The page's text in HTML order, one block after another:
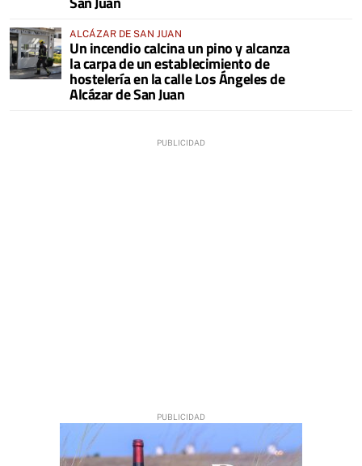
ALCÁZAR DE SAN JUAN
Un incendio calcina un pino y alcanza
la carpa de un establecimiento de
hostelería en la calle Los Ángeles de
Alcázar de San Juan